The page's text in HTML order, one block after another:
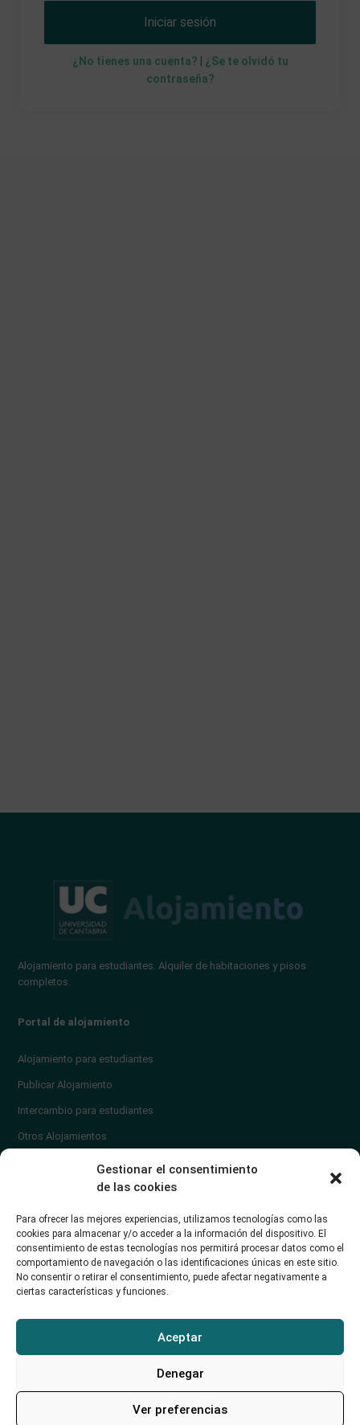
Gestionar el consentimiento
de las cookies
Para ofrecer las mejores experiencias, utilizamos tecnologías como las
cookies para almacenar y/o acceder a la información del dispositivo. El
consentimiento de estas tecnologías nos permitirá procesar datos como el
comportamiento de navegación o las identificaciones únicas en este sitio.
No consentir o retirar el consentimiento, puede afectar negativamente a
ciertas características y funciones.
Aceptar
Denegar
Ver preferencias
Iniciar sesión
¿No tienes una cuenta?
¿Se te olvidó tu
contraseña?
Alojamiento para estudiantes. Alquiler de habitaciones y pisos
completos.
Portal de alojamiento
Alojamiento para estudiantes
Publicar Alojamiento
Intercambio para estudiantes
Otros Alojamientos
¿Cómo publicar un anuncio?
Contacto
soporte@alojamientounican.es
Alojamiento Universidad de Cantabria Copyright © 2023​